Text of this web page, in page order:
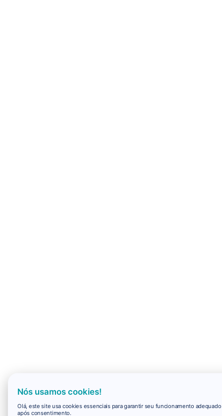
Nós usamos cookies!
Olá, este site usa cookies essenciais para garantir seu funcionamento
após consentimento.